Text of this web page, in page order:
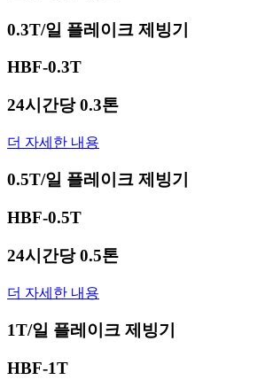
0.3T/일 플레이크 제빙기
HBF-0.3T
24시간당 0.3톤
더 자세한 내용
0.5T/일 플레이크 제빙기
HBF-0.5T
24시간당 0.5톤
더 자세한 내용
1T/일 플레이크 제빙기
HBF-1T